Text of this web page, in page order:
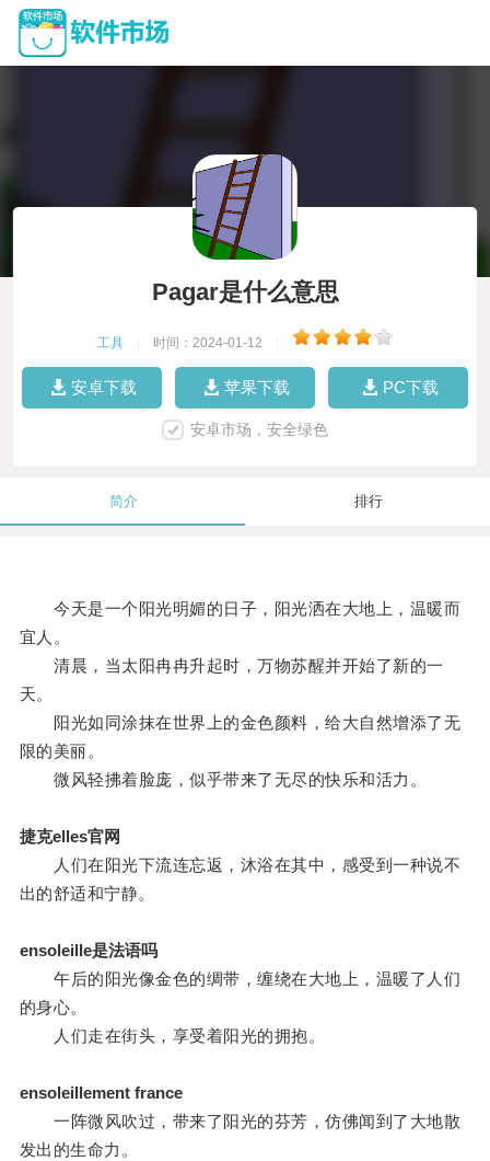
Pagar是什么意思
工具 时间：2024-01-12
安卓下载 苹果下载 PC下载
安卓市场，安全绿色
简介 排行
今天是一个阳光明媚的日子，阳光洒在大地上，温暖而
宜人。
清晨，当太阳冉冉升起时，万物苏醒并开始了新的一
天。
阳光如同涂抹在世界上的金色颜料，给大自然增添了无
限的美丽。
微风轻拂着脸庞，似乎带来了无尽的快乐和活力。
捷克elles官网
人们在阳光下流连忘返，沐浴在其中，感受到一种说不
出的舒适和宁静。
ensoleille是法语吗
午后的阳光像金色的绸带，缠绕在大地上，温暖了人们
的身心。
人们走在街头，享受着阳光的拥抱。
ensoleillement france
一阵微风吹过，带来了阳光的芬芳，仿佛闻到了大地散
发出的生命力。